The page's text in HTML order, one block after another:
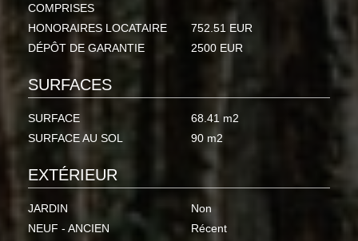
COMPRISES
HONORAIRES LOCATAIRE
752.51 EUR
DÉPÔT DE GARANTIE
2500 EUR
SURFACES
SURFACE
68.41 m2
SURFACE AU SOL
90 m2
EXTÉRIEUR
JARDIN
Non
NEUF - ANCIEN
Récent